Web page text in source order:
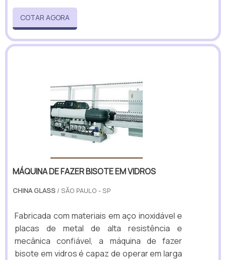
COTAR AGORA
MÁQUINA DE FAZER BISOTE EM VIDROS
CHINA GLASS / SÃO PAULO - SP
Fabricada com materiais em aço inoxidável e
placas de metal de alta resistência e
mecânica confiável, a máquina de fazer
bisote em vidros é capaz de operar em larga